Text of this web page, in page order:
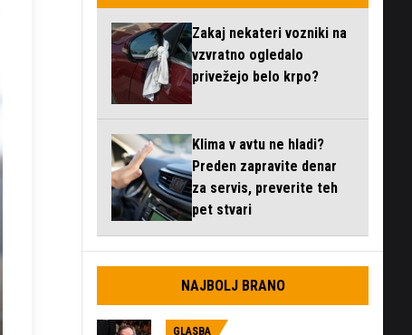
Zakaj nekateri vozniki na
vzvratno ogledalo
privežejo belo krpo?
Klima v avtu ne hladi?
Preden zapravite denar
za servis, preverite teh
pet stvari
NAJBOLJ BRANO
GLASBA